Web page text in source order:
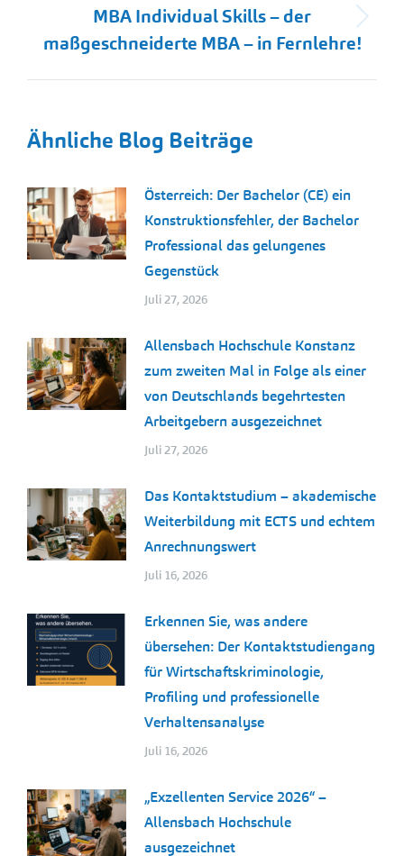
Nächster
Beitrag:
MBA Individual Skills – der
maßgeschneiderte MBA – in Fernlehre!
Ähnliche Blog Beiträge
Österreich: Der Bachelor (CE) ein
Konstruktionsfehler, der Bachelor
Professional das gelungenes
Gegenstück
Juli 27, 2026
Allensbach Hochschule Konstanz
zum zweiten Mal in Folge als einer
von Deutschlands begehrtesten
Arbeitgebern ausgezeichnet
Juli 27, 2026
Das Kontaktstudium – akademische
Weiterbildung mit ECTS und echtem
Anrechnungswert
Juli 16, 2026
Erkennen Sie, was andere
übersehen: Der Kontaktstudiengang
für Wirtschaftskriminologie,
Profiling und professionelle
Verhaltensanalyse
Juli 16, 2026
„Exzellenten Service 2026“ –
Allensbach Hochschule
ausgezeichnet